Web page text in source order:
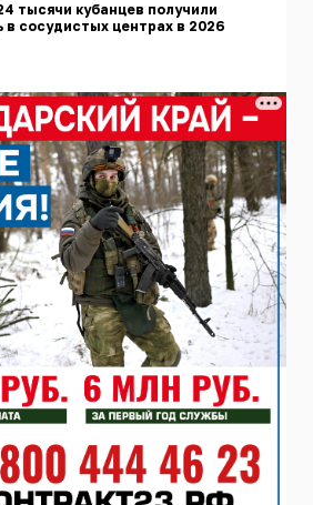
тысячи кубанцев получили
в сосудистых центрах в 2026